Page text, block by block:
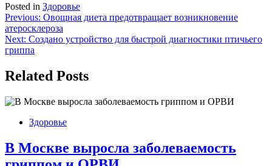
Posted in Здоровье
Навигация
по
записям
Previous: Овощная диета предотвращает возникновение
атеросклероза
Next: Создано устройство для быстрой диагностики птичьего
гриппа
Related Posts
Здоровье
В Москве выросла заболеваемость